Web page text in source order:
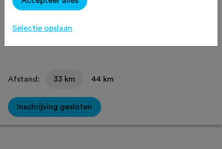
Verzorging
Afstand: 33 km 44 km
Inschrijving gesloten
Selectie opslaan